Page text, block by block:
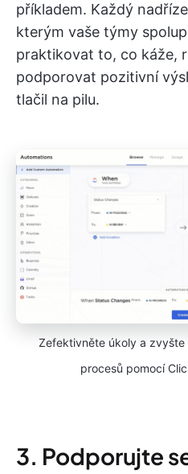
příkladem. Každý
kterým vaše týmy
praktikovat to, co káže,
podporovat pozitivní
tlačil na pilu.
Zefektivněte úkoly a
procesů pomocí
3. Podporujte